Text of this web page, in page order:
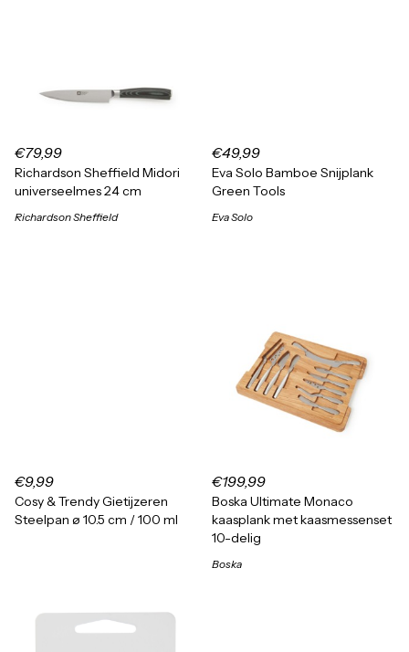
€79,99
Richardson Sheffield Midori
universeelmes 24 cm
Richardson Sheffield
€49,99
Eva Solo Bamboe Snijplank
Green Tools
Eva Solo
€9,99
Cosy & Trendy Gietijzeren
Steelpan ø 10.5 cm / 100 ml
€199,99
Boska Ultimate Monaco
kaasplank met kaasmessenset
10-delig
Boska